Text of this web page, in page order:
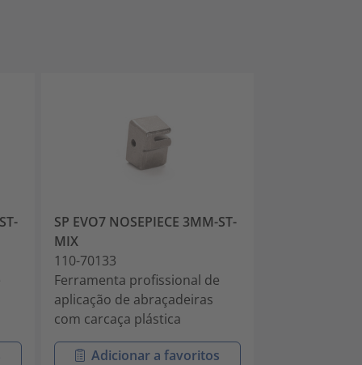
SP EVO7 NOSEPIECE 3MM-ST-
MIX
110-70133
Ferramenta profissional de
aplicação de abraçadeiras
com carcaça plástica
Adicionar a favoritos